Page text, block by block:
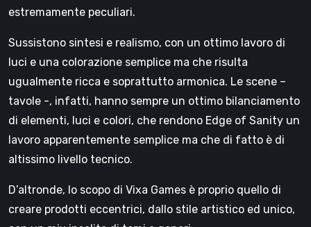
estremamente peculiari.
Sussistono sintesi e realismo, con un ottimo lavoro di
luci e una colorazione semplice ma che risulta
ugualmente ricca e soprattutto armonica. Le scene –
tavole -, infatti, hanno sempre un ottimo bilanciamento
di elementi, luci e colori, che rendono Edge of Sanity un
lavoro apparentemente semplice ma che di fatto è di
altissimo livello tecnico.
D’altronde, lo scopo di Vixa Games è proprio quello di
creare prodotti eccentrici, dallo stile artistico ed unico,